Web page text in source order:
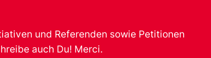
und Referenden sowie Petitionen
auch Du! Merci.